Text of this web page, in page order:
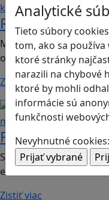
Analytické
Tieto súbory
tom, ako sa
ktoré stránky
narazili na chybové
ktoré by mohli
informácie sú
funkčnosti
Nevyhnutné cookies:
kooperácia
Romoji
Mobilná hra vhodná pre
občianska náuka,
Zistiť viac
myslenie
Finančné príšery
Spoločenská hra
ekonómia
Zistiť viac